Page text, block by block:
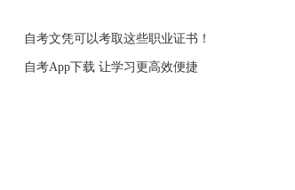
自考文凭可以考取这些职业证书！
自考App下载 让学习更高效便捷